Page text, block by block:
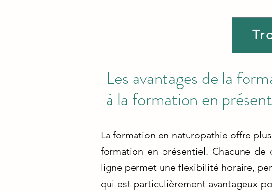
Les avantages de la
à la formation en
La formation en naturopathie offre
formation en présentiel. Chacune de
ligne permet une flexibilité horaire,
qui est particulièrement avantageux